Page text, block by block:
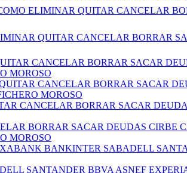
ELIMINAR QUITAR CANCELAR
QUITAR CANCELAR BORRAR
CANCELAR BORRAR SACAR
MOROSO
CANCELAR BORRAR SACAR
MOROSO
CANCELAR BORRAR SACAR
BORRAR SACAR DEUDAS
MOROSO
BANKINTER SABADELL
SANTANDER BBVA ASNEF